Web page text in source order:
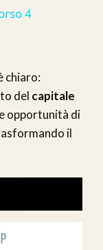
4
chiaro:
del capitale
opportunità di
il